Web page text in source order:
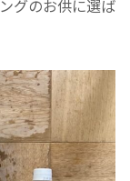
グのお供に選ば